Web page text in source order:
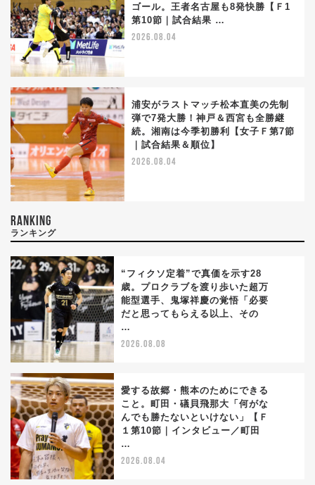
ゴール。王者名古屋も8発快勝【Ｆ1
第10節｜試合結果 …
2026.08.04
浦安がラストマッチ松本直美の先制
弾で7発大勝！神戸＆西宮も全勝継
続。湘南は今季初勝利【女子Ｆ第7節
｜試合結果＆順位】
2026.08.04
RANKING
ランキング
“フィクソ定着”で真価を示す28
歳。プロクラブを渡り歩いた超万
能型選手、鬼塚祥慶の覚悟「必要
だと思ってもらえる以上、その
…
2026.08.08
愛する故郷・熊本のためにできる
こと。町田・礒貝飛那大「何がな
んでも勝たないといけない」【Ｆ
１第10節｜インタビュー／町田
…
2026.08.04